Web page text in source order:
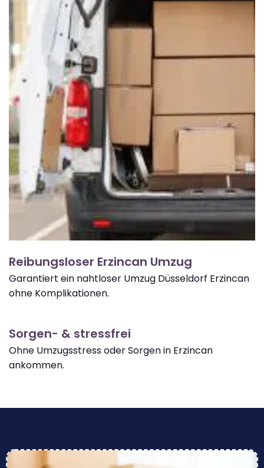
Reibungsloser Erzincan Umzug
Garantiert ein nahtloser Umzug Düsseldorf Erzincan
ohne Komplikationen.
Sorgen- & stressfrei
Ohne Umzugsstress oder Sorgen in Erzincan
ankommen.